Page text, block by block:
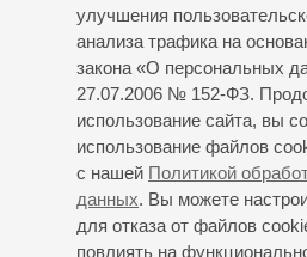
улучшения
анализа трафика на
закона «О персональных
27.07.2006 № 152-ФЗ.
использование сайта, вы
использование файлов
с нашей Политикой
данных. Вы можете
для отказа от файлов
повлиять на
солистами, ведущими
коллективами. Кроме этого,
управлением Валентина Лященко
множество городских и
высшем уровне, парады и
Стало традиционным участие
и радиопередачах. Валентин
Молодёжной премии
награждён серебряной медалью